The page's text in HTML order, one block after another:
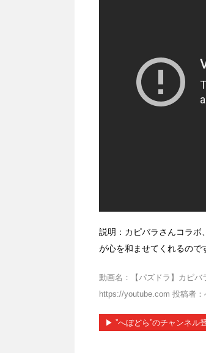
説明：カピバラさんコラボ
が心を和ませてくれるので
動画名：【パズドラ】カピ
https://youtube.com 投稿者：
▶︎ ”へぼどら”のチャンネル